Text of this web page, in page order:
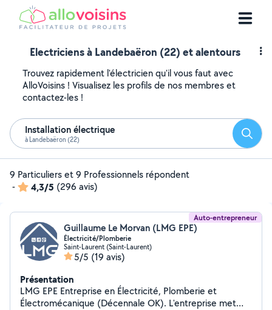
Electriciens à Landebaëron (22) et alentours
Trouvez rapidement l'électricien qu'il vous faut avec
AlloVoisins ! Visualisez les profils de nos membres et
contactez-les !
Installation électrique
à Landebaëron (22)
9 Particuliers et 9 Professionnels répondent
-
4,3/5 (296 avis)
Auto-entrepreneur
Guillaume Le Morvan (LMG EPE)
Électricité/Plomberie
Saint-Laurent (Saint-Laurent)
5/5 (19 avis)
Présentation
LMG EPE Entreprise en Électricité, Plomberie et
Électromécanique (Décennale OK). L'entreprise met